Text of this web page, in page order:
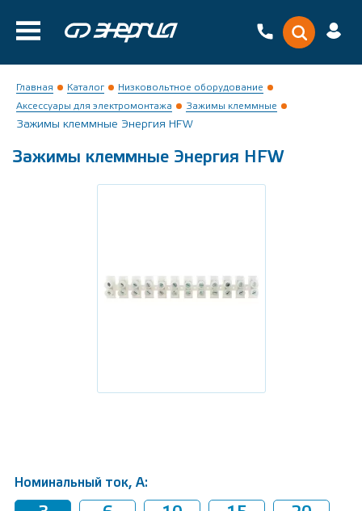
Главная Каталог
Низковольтное оборудование
Аксессуары для электромонтажа
Зажимы клеммные
Зажимы клеммные Энергия HFW
Зажимы клеммные Энергия HFW
Номинальный ток, А: